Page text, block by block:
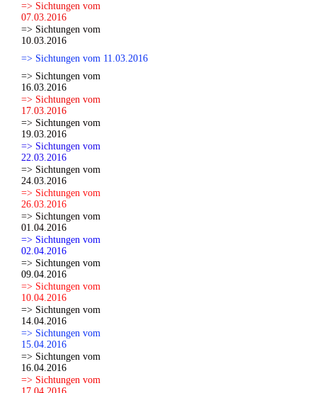
=> Sichtungen vom
07.03.2016
=> Sichtungen vom
10.03.2016
=> Sichtungen vom 11.03.2016
=> Sichtungen vom
16.03.2016
=> Sichtungen vom
17.03.2016
=> Sichtungen vom
19.03.2016
=> Sichtungen vom
22.03.2016
=> Sichtungen vom
24.03.2016
=> Sichtungen vom
26.03.2016
=> Sichtungen vom
01.04.2016
=> Sichtungen vom
02.04.2016
=> Sichtungen vom
09.04.2016
=> Sichtungen vom
10.04.2016
=> Sichtungen vom
14.04.2016
=> Sichtungen vom
15.04.2016
=> Sichtungen vom
16.04.2016
=> Sichtungen vom